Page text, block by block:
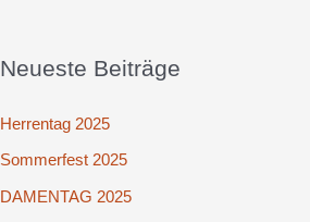
Neueste Beiträge
Herrentag 2025
Sommerfest 2025
DAMENTAG 2025